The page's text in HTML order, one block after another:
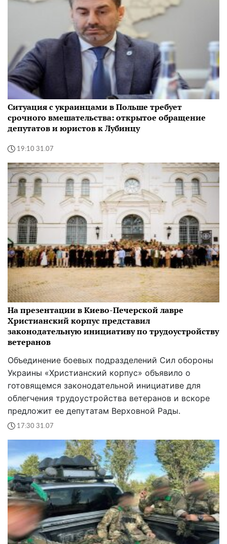
Ситуация с украинцами в Польше требует
срочного вмешательства: открытое обращение
депутатов и юристов к Лубинцу
19:10 31.07
На презентации в Киево-Печерской лавре
Христианский корпус представил
законодательную инициативу по трудоустройству
ветеранов
Объединение боевых подразделений Сил обороны
Украины «Христианский корпус» объявило о
готовящемся законодательной инициативе для
облегчения трудоустройства ветеранов и вскоре
предложит ее депутатам Верховной Рады.
17:30 31.07